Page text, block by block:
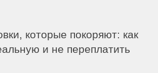
которые покоряют: как
и не переплатить